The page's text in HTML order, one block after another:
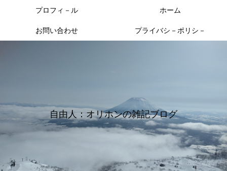
自由人：オリホンの雑記ブログ
プロフィ－ル ホーム
お問い合わせ プライバシ－ポリシ－